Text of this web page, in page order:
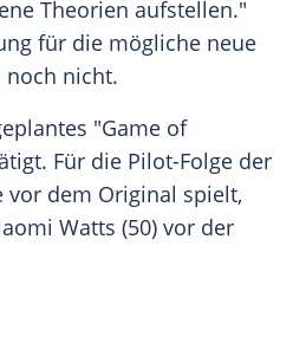
Theorien aufstellen."
für die mögliche neue
noch nicht.
"Game of
Für die Pilot-Folge der
vor dem Original spielt,
Watts (50) vor der